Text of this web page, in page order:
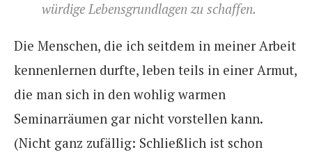
würdige Lebensgrundlagen zu schaffen.
Die Menschen, die ich seitdem in meiner Arbeit
kennenlernen durfte, leben teils in einer Armut,
die man sich in den wohlig warmen
Seminarräumen gar nicht vorstellen kann.
(Nicht ganz zufällig: Schließlich ist schon